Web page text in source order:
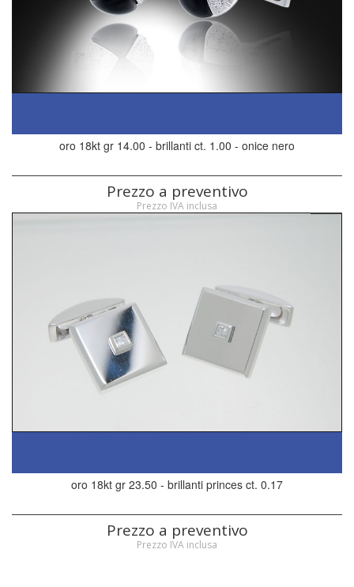
oro 18kt gr 14.00 - brillanti ct. 1.00 - onice nero
Prezzo a preventivo
Prezzo IVA inclusa
oro 18kt gr 23.50 - brillanti princes ct. 0.17
Prezzo a preventivo
Prezzo IVA inclusa